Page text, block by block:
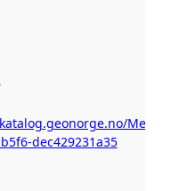
dec429231a35